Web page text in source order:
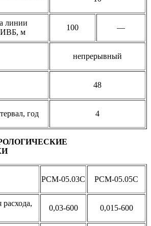
линии
ИВБ, м
100 —
непрерывный
48
год 4
РСМ-05.03С РСМ-05.05С
0,03-600 0,015-600